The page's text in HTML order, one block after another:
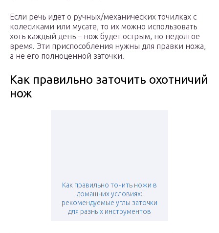
Если речь идет о ручных/механических точилках с
колесиками или мусате, то их можно использовать
хоть каждый день – нож будет острым, но недолгое
время. Эти приспособления нужны для правки ножа,
а не его полноценной заточки.
Как правильно заточить охотничий
нож
Как правильно точить ножи в
домашних условиях:
рекомендуемые углы заточки
для разных инструментов